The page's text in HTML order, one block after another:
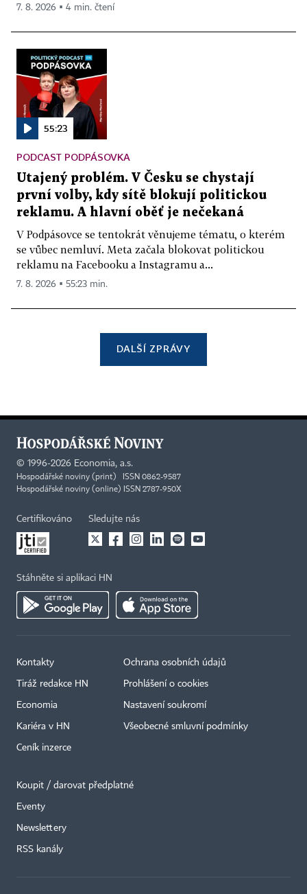
7. 8. 2026 ▪ 4 min. čtení
55:23
PODCAST PODPÁSOVKA
Utajený problém. V Česku se chystají
první volby, kdy sítě blokují politickou
reklamu. A hlavní oběť je nečekaná
V Podpásovce se tentokrát věnujeme tématu, o kterém
se vůbec nemluví. Meta začala blokovat politickou
reklamu na Facebooku a Instagramu a...
7. 8. 2026 ▪ 55:23 min.
DALŠÍ ZPRÁVY
© 1996-2026 Economia, a.s.
Hospodářské noviny (print) ISSN 0862-9587
Hospodářské noviny (online) ISSN 2787-950X
Certifikováno Sledujte nás
Stáhněte si aplikaci HN
Kontakty
Tiráž redakce HN
Economia
Kariéra v HN
Ceník inzerce
Ochrana osobních údajů
Prohlášení o cookies
Nastavení soukromí
Všeobecné smluvní podmínky
Koupit / darovat předplatné
Eventy
Newslettery
RSS kanály